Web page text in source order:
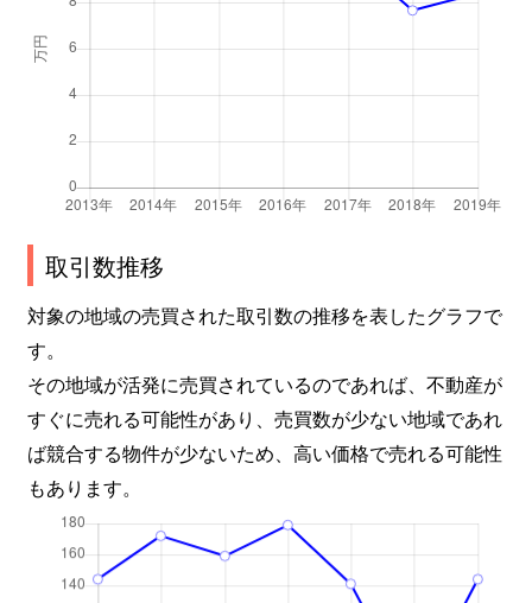
取引数推移
対象の地域の売買された取引数の推移を表したグラフで
す。
その地域が活発に売買されているのであれば、不動産が
すぐに売れる可能性があり、売買数が少ない地域であれ
ば競合する物件が少ないため、高い価格で売れる可能性
もあります。